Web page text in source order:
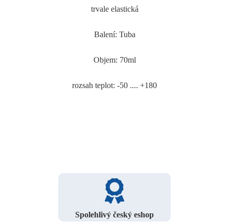
trvale elastická
Balení: Tuba
Objem: 70ml
rozsah teplot: -50 .... +180
Spolehlivý český eshop